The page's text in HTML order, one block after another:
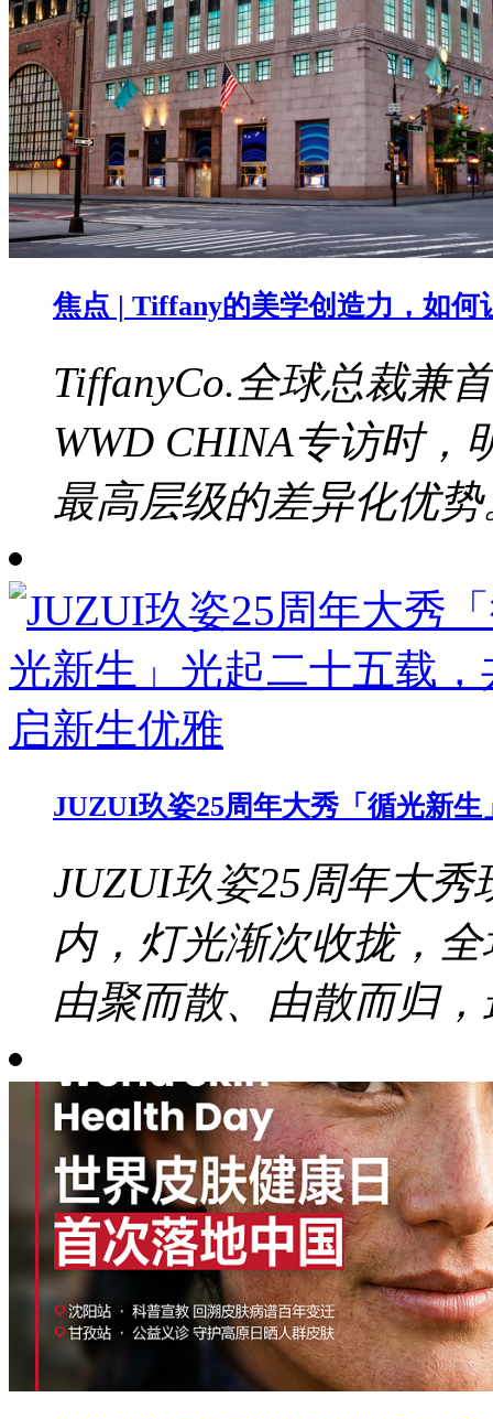
焦点 | Tiffany的美学创造力，如何
TiffanyCo.全球总裁兼
WWD CHINA专访时
最高层级的差异化优势
JUZUI玖姿25周年大秀「循光新
JUZUI玖姿25周年大秀
内，灯光渐次收拢，
由聚而散、由散而归